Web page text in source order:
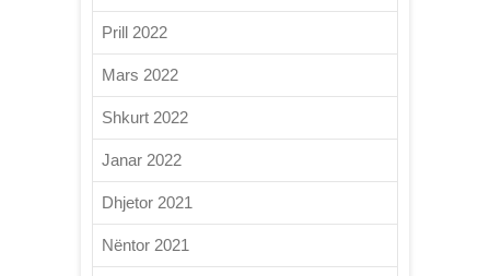
Prill 2022
Mars 2022
Shkurt 2022
Janar 2022
Dhjetor 2021
Nëntor 2021